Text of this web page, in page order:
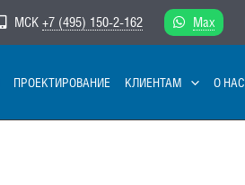
МСК +7 (495) 150-2-162 Max
ПРОЕКТИРОВАНИЕ КЛИЕНТАМ О НАС